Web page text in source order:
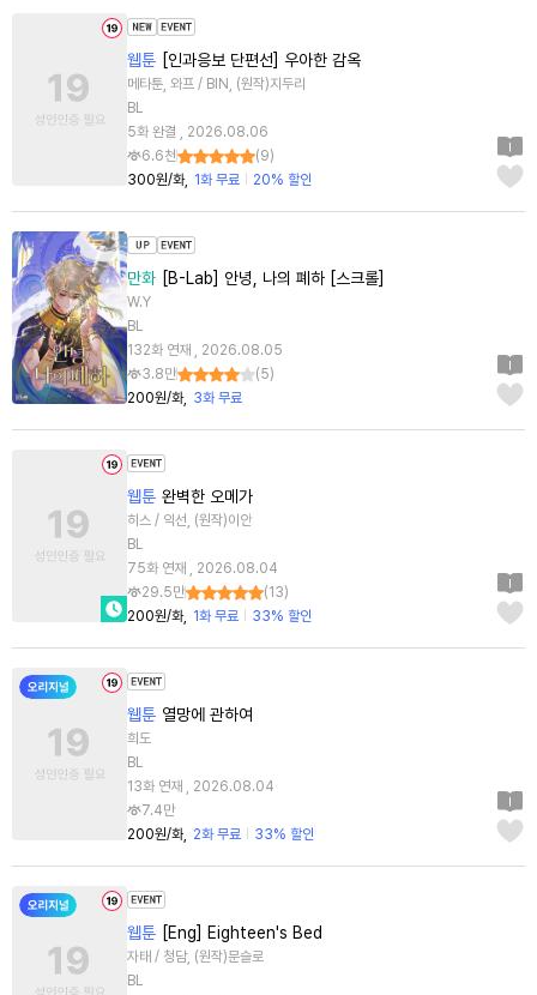
웹툰 [인과응보 단편선] 우아한 감옥
메타툰, 와프 / BIN, (원작)지두리
BL
5화 완결 , 2026.08.06
6.6천
(9)
300원/화
1화 무료 20% 할인
만화 [B-Lab] 안녕, 나의 폐하 [스크롤]
W.Y
BL
132화 연재 , 2026.08.05
3.8만
(5)
200원/화
3화 무료
웹툰 완벽한 오메가
히스 / 익선, (원작)이안
BL
75화 연재 , 2026.08.04
29.5만
(13)
200원/화
1화 무료 33% 할인
웹툰 열망에 관하여
희도
BL
13화 연재 , 2026.08.04
7.4만
200원/화
2화 무료 33% 할인
웹툰 [Eng] Eighteen's Bed
자태 / 청담, (원작)문슬로
BL